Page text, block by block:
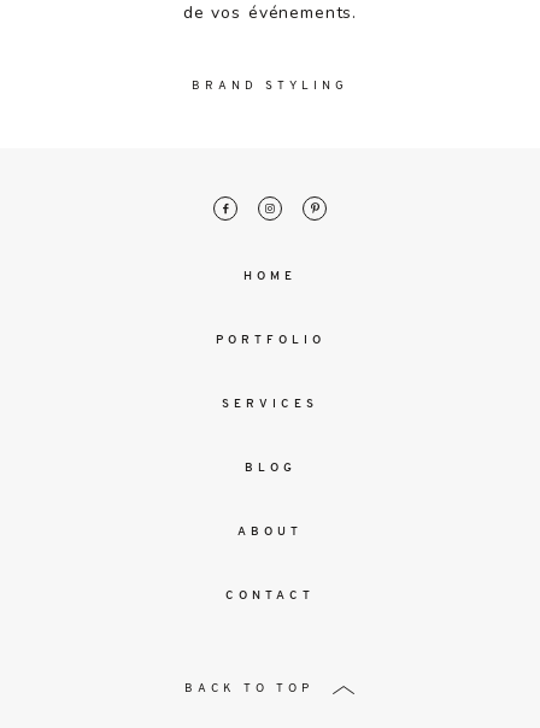
HOME
PORTFOLIO
SERVICES
BLOG
ABOUT
CONTACT
BACK TO TOP
de vos événements.
BRAND STYLING